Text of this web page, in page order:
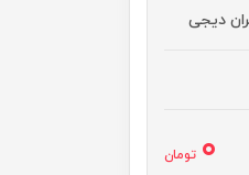
دیجی
0 تومان